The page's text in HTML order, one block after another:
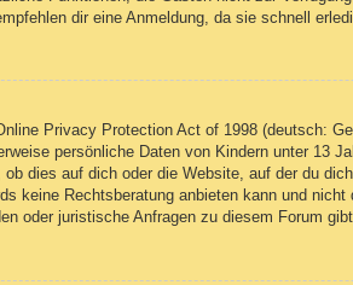
dir eine Anmeldung, da sie schnell
Privacy Protection Act of 1998 (deutsch:
persönliche Daten von Kindern unter 13
ob dies auf dich oder die Website, auf der du
keine Rechtsberatung anbieten kann und
oder juristische Anfragen zu diesem Forum